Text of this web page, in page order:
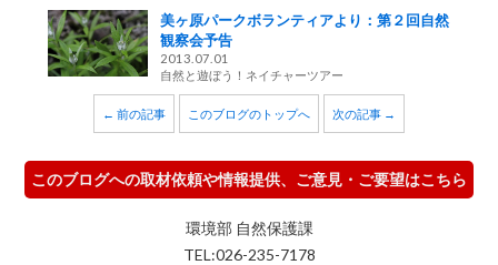
美ヶ原パークボランティアより：第２回自然
観察会予告
2013.07.01
自然と遊ぼう！ネイチャーツアー
← 前の記事 このブログのトップへ 次の記事 →
このブログへの取材依頼や情報提供、ご意見・ご要望はこちら
環境部 自然保護課
TEL:026-235-7178